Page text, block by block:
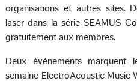
organisations et autres sites.
laser dans la série SEAMUS
gratuitement aux membres.
Deux événements marquent
semaine ElectroAcoustic Music